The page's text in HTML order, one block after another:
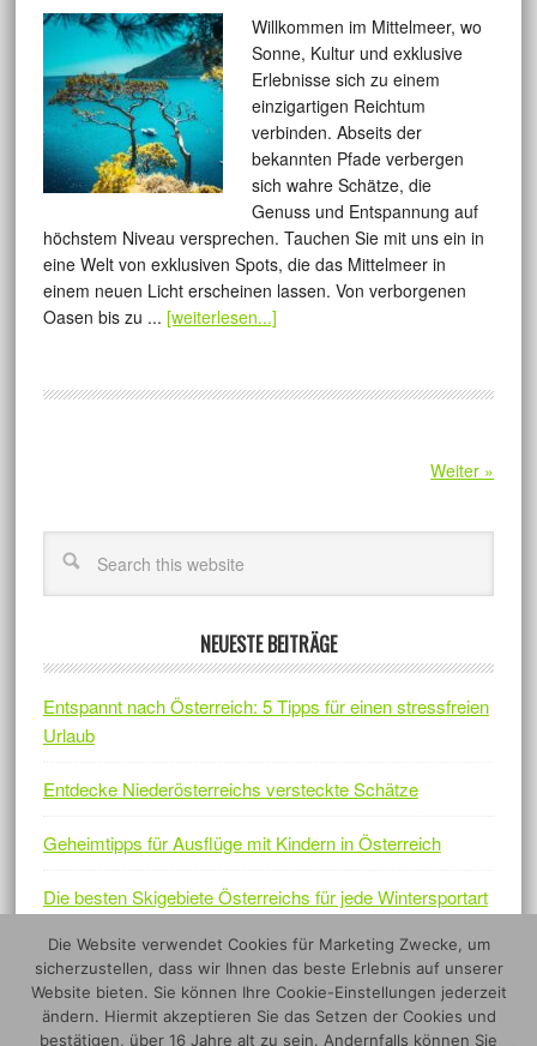
Willkommen im Mittelmeer, wo
Sonne, Kultur und exklusive
Erlebnisse sich zu einem
einzigartigen Reichtum
verbinden. Abseits der
bekannten Pfade verbergen
sich wahre Schätze, die
Genuss und Entspannung auf
höchstem Niveau versprechen. Tauchen Sie mit uns ein in
eine Welt von exklusiven Spots, die das Mittelmeer in
einem neuen Licht erscheinen lassen. Von verborgenen
Oasen bis zu ... [weiterlesen...]
Weiter »
NEUESTE BEITRÄGE
Entspannt nach Österreich: 5 Tipps für einen stressfreien
Urlaub
Entdecke Niederösterreichs versteckte Schätze
Geheimtipps für Ausflüge mit Kindern in Österreich
Die besten Skigebiete Österreichs für jede Wintersportart
Österreichs Naturjuwelen – Fünf Nationalparks, die sich
lohnen
Die Website verwendet Cookies für Marketing Zwecke, um
sicherzustellen, dass wir Ihnen das beste Erlebnis auf unserer
Website bieten. Sie können Ihre Cookie-Einstellungen jederzeit
ändern. Hiermit akzeptieren Sie das Setzen der Cookies und
bestätigen, über 16 Jahre alt zu sein. Andernfalls können Sie